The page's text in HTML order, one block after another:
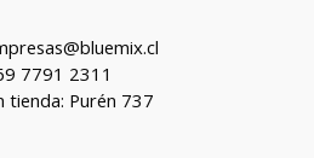
7791 2311
tienda: Purén 737